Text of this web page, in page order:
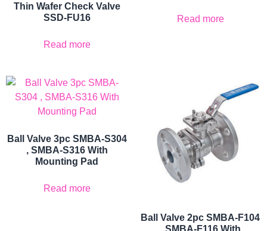
Thin Wafer Check Valve
SSD-FU16
Read more
Read more
Ball Valve 3pc SMBA-S304
, SMBA-S316 With
Mounting Pad
Read more
Ball Valve 2pc SMBA-F104
, SMBA-F116 With